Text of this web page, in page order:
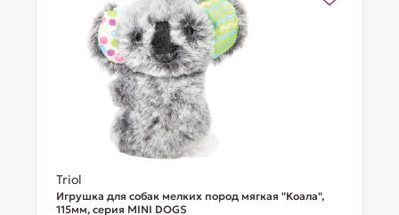
Triol
Игрушка для собак мелких пород мягкая "Коала",
115мм, серия MINI DOGS